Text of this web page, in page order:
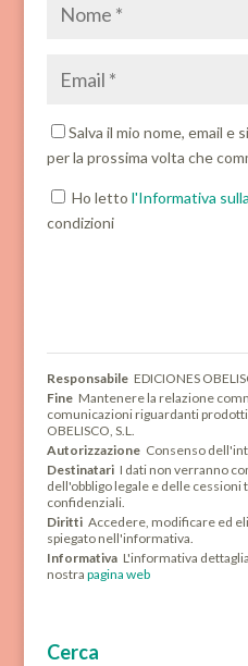
Salva il mio nome, email
per la prossima volta che
Ho letto l'Informativa
condizioni
Responsabile EDICIONES
Fine Mantenere la relazione
comunicazioni riguardanti
OBELISCO, S.L.
Autorizzazione Consenso
Destinatari I dati non verranno
dell'obbligo legale e delle
confidenziali.
Diritti Accedere, modificare ed
spiegato nell'informativa.
Informativa L'informativa
nostra pagina web
Cerca